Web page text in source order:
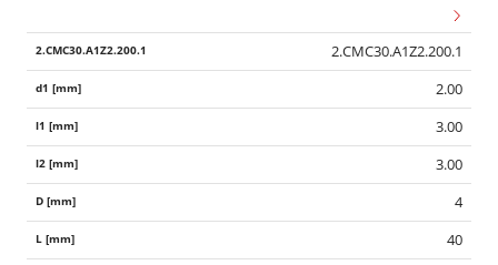
2.CMC30.A1Z2.200.1
2.00
3.00
3.00
4
40